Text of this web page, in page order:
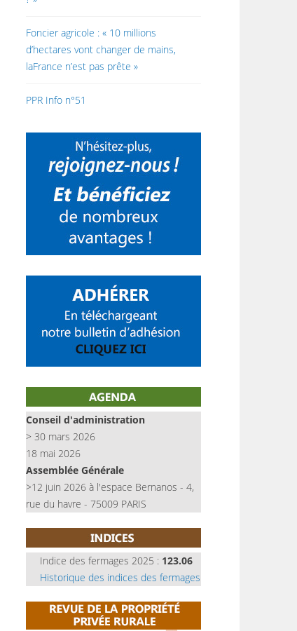
Foncier agricole : « 10 millions
d’hectares vont changer de mains,
laFrance n’est pas prête »
PPR Info n°51
Conseil d'administration
> 30 mars 2026
18 mai 2026
Assemblée Générale
>12 juin 2026 à l'espace Bernanos - 4,
rue du havre - 75009 PARIS
Indice des fermages 2025 : 123.06
Historique des indices des fermages